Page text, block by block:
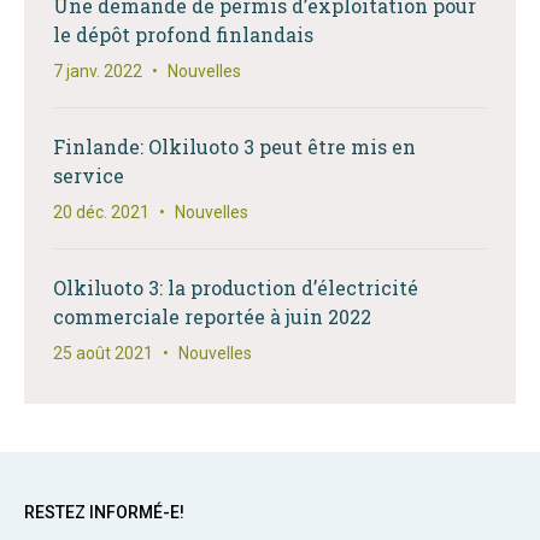
Une demande de permis d’exploitation pour
le dépôt profond finlandais
7 janv. 2022 • Nouvelles
Finlande: Olkiluoto 3 peut être mis en
service
20 déc. 2021 • Nouvelles
Olkiluoto 3: la production d’électricité
commerciale reportée à juin 2022
25 août 2021 • Nouvelles
RESTEZ INFORMÉ-E!